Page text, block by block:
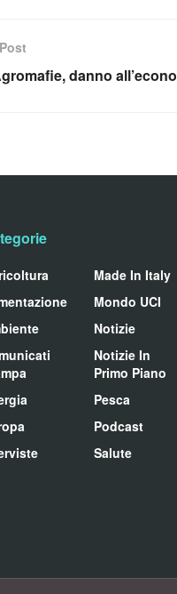
danno
Made In Italy
Mondo UCI
Notizie
Notizie In
Primo Piano
Pesca
Podcast
Salute